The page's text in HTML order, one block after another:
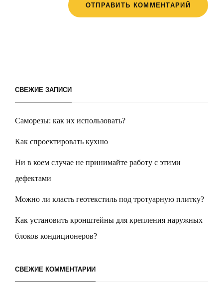
СВЕЖИЕ ЗАПИСИ
Саморезы: как их использовать?
Как спроектировать кухню
Ни в коем случае не принимайте работу с этими
дефектами
Можно ли класть геотекстиль под тротуарную плитку?
Как установить кронштейны для крепления наружных
блоков кондиционеров?
СВЕЖИЕ КОММЕНТАРИИ